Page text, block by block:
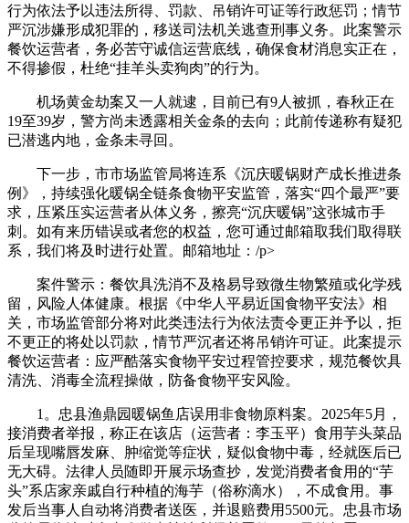
行为依法予以违法所得、罚款、吊销许可证等行政惩罚；情节
严沉涉嫌形成犯罪的，移送司法机关逃查刑事义务。此案警示
餐饮运营者，务必苦守诚信运营底线，确保食材消息实正在，
不得掺假，杜绝“挂羊头卖狗肉”的行为。
机场黄金劫案又一人就逮，目前已有9人被抓，春秋正在
19至39岁，警方尚未透露相关金条的去向；此前传递称有疑犯
已潜逃内地，金条未寻回。
下一步，市市场监管局将连系《沉庆暖锅财产成长推进条
例》，持续强化暖锅全链条食物平安监管，落实“四个最严”要
求，压紧压实运营者从体义务，擦亮“沉庆暖锅”这张城市手
刺。如有来历错误或者您的权益，您可通过邮箱取我们取得联
系，我们将及时进行处置。邮箱地址：/p>
案件警示：餐饮具洗消不及格易导致微生物繁殖或化学残
留，风险人体健康。根据《中华人平易近国食物平安法》相
关，市场监管部分将对此类违法行为依法责令更正并予以，拒
不更正的将处以罚款，情节严沉者还将吊销许可证。此案提示
餐饮运营者：应严酷落实食物平安过程管控要求，规范餐饮具
清洗、消毒全流程操做，防备食物平安风险。
1。忠县渔鼎园暖锅鱼店误用非食物原料案。2025年5月，
接消费者举报，称正在该店（运营者：李玉平）食用芋头菜品
后呈现嘴唇发麻、肿缩觉等症状，疑似食物中毒，经就医后已
无大碍。法律人员随即开展示场查抄，发觉消费者食用的“芋
头”系店家亲戚自行种植的海芋（俗称滴水），不成食用。事
发后当事人自动将消费者送医，并退赔费用5500元。忠县市场